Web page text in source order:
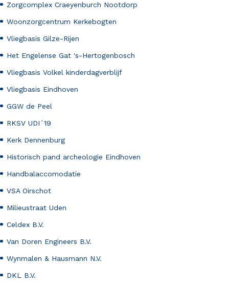
Zorgcomplex Craeyenburch Nootdorp
Woonzorgcentrum Kerkebogten
Vliegbasis Gilze-Rijen
Het Engelense Gat 's-Hertogenbosch
Vliegbasis Volkel kinderdagverblijf
Vliegbasis Eindhoven
GGW de Peel
RKSV UDI´19
Kerk Dennenburg
Historisch pand archeologie Eindhoven
Handbalaccomodatie
VSA Oirschot
Milieustraat Uden
Celdex B.V.
Van Doren Engineers B.V.
Wynmalen & Hausmann N.V.
DKL B.V.